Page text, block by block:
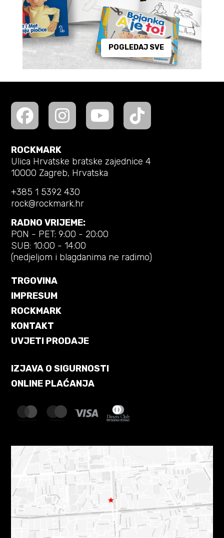
POGLEDAJ SVE
ROCKMARK
Ulica Hrvatske bratske zajednice 4
10000 Zagreb, Hrvatska
+385 1 5392 430
rock@rockmark.hr
RADNO VRIJEME:
PON - PET: 9:00 - 20:00
SUB: 10:00 - 14:00
(nedjeljom i blagdanima ne radimo)
TRGOVINA
IMPRESUM
ROCKMARK
KONTAKT
UVJETI PRODAJE
IZJAVA O SIGURNOSTI
ONLINE PLAĆANJA